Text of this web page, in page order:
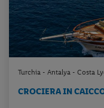
Turchia - Antalya - Costa
CROCIERA IN